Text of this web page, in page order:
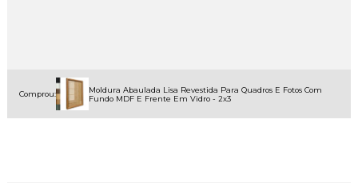
Comprou:
Moldura Abaulada Lisa Revestida Para Quadros E Fotos Com
Fundo MDF E Frente Em Vidro - 2x3